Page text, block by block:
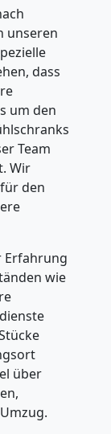
unseren
dass
um den
Team
Wir
den
Erfahrung
wie
über